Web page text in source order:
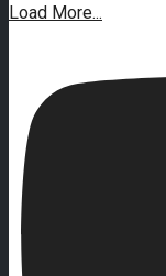
Load More...